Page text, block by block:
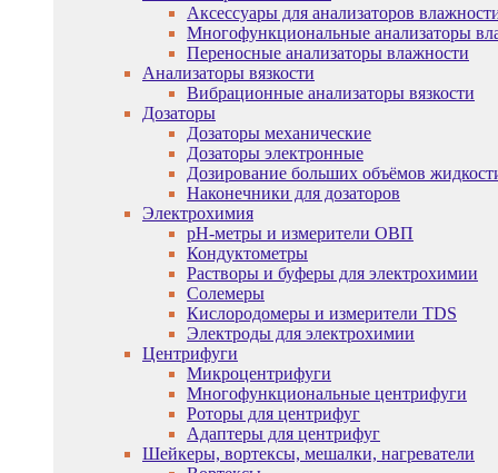
Аксессуары для анализаторов
Многофункциональные анализаторы
Переносные анализаторы влажности
Анализаторы вязкости
Вибрационные анализаторы вязкости
Дозаторы
Дозаторы механические
Дозаторы электронные
Дозирование больших объёмов
Наконечники для дозаторов
Электрохимия
pH-метры и измерители ОВП
Кондуктометры
Растворы и буферы для электрохимии
Солемеры
Кислородомеры и измерители TDS
Электроды для электрохимии
Центрифуги
Микроцентрифуги
Многофункциональные центрифуги
Роторы для центрифуг
Адаптеры для центрифуг
Шейкеры, вортексы, мешалки, нагреватели